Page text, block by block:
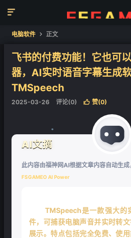

电脑软件  正文
飞书的付费功能！它也可
器，AI实时语音字幕生成
TMSpeech
2025-03-26 评论(0)  赞(0)
AI文摘
此内容由福神网AI根据文章内容自动生
FSGAMEO AI Power
TMSpeech是一款强大的
件，可捕获电脑声音并实时转
展示。特点包括完全免费、使